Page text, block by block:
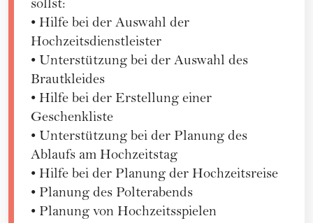
sollst:
• Hilfe bei der Auswahl der
Hochzeitsdienstleister
• Unterstützung bei der Auswahl des
Brautkleides
• Hilfe bei der Erstellung einer
Geschenkliste
• Unterstützung bei der Planung des
Ablaufs am Hochzeitstag
• Hilfe bei der Planung der Hochzeitsreise
• Planung des Polterabends
• Planung von Hochzeitsspielen